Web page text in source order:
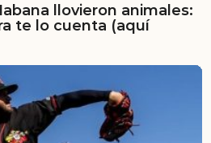
llovieron animales:
te lo cuenta (aquí